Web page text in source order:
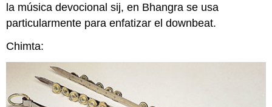
la música devocional sij, en Bhangra se usa
particularmente para enfatizar el downbeat.
Chimta: